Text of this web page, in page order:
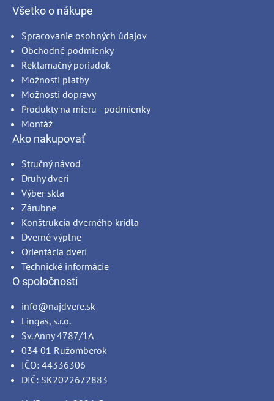
Všetko o nákupe
Spracovanie osobných údajov
Obchodné podmienky
Reklamačný poriadok
Možnosti platby
Možnosti dopravy
Produkty na mieru - podmienky
Montáž
Ako nakupovať
Stručný návod
Druhy dverí
Výber skla
Zárubne
Konštrukcia dverného krídla
Dverné výplne
Orientácia dverí
Technické informácie
O spoločnosti
info@najdvere.sk
Lingas, s.r.o.
Sv. Anny 4787/1A
034 01 Ružomberok
IČO: 44336306
DIČ: SK2022672883